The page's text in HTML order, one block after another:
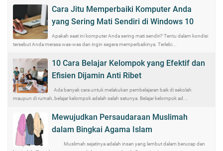
Cara Jitu Memperbaiki Komputer Anda
yang Sering Mati Sendiri di Windows 10
Apakah saat ini komputer Anda sering mati sendiri? Tentu dalam kondisi
tersebut Anda merasa was-was dan ingin segera memperbaikinya. Terlebi...
10 Cara Belajar Kelompok yang Efektif dan
Efisien Dijamin Anti Ribet
Ada banyak cara untuk melakukan pembelajaran baik di sekolah
maupun di rumah, belajar kelompok adalah salah satunya. Belajar kelompok ad...
Mewujudkan Persaudaraan Muslimah
dalam Bingkai Agama Islam
Muslimah sejatinya adalah insan yang lembut dalam berucap dan